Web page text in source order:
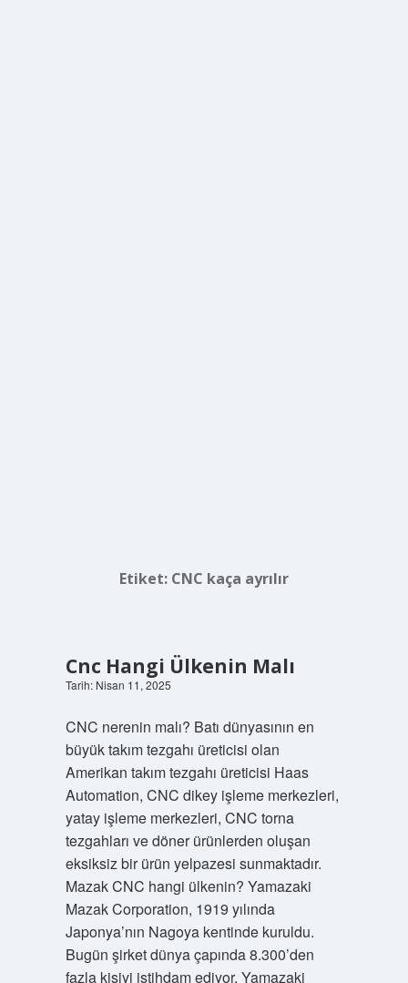
Etiket: CNC kaça ayrılır
Cnc Hangi Ülkenin Malı
Tarih: Nisan 11, 2025
CNC nerenin malı? Batı dünyasının en
büyük takım tezgahı üreticisi olan
Amerikan takım tezgahı üreticisi Haas
Automation, CNC dikey işleme merkezleri,
yatay işleme merkezleri, CNC torna
tezgahları ve döner ürünlerden oluşan
eksiksiz bir ürün yelpazesi sunmaktadır.
Mazak CNC hangi ülkenin? Yamazaki
Mazak Corporation, 1919 yılında
Japonya’nın Nagoya kentinde kuruldu.
Bugün şirket dünya çapında 8.300’den
fazla kişiyi istihdam ediyor. Yamazaki